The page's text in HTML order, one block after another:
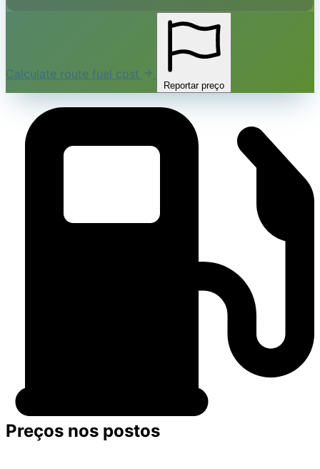
Calculate route fuel cost
Reportar preço
Preços nos postos